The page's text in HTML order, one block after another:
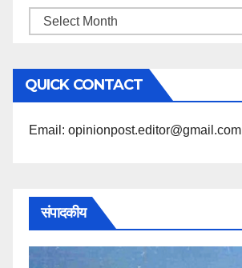
महिने
अनुसार
पढ़ें
QUICK CONTACT
Email: opinionpost.editor@gmail.com
संपादकीय